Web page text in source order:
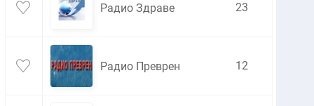
Радио Здраве 23
Радио Преврен 12